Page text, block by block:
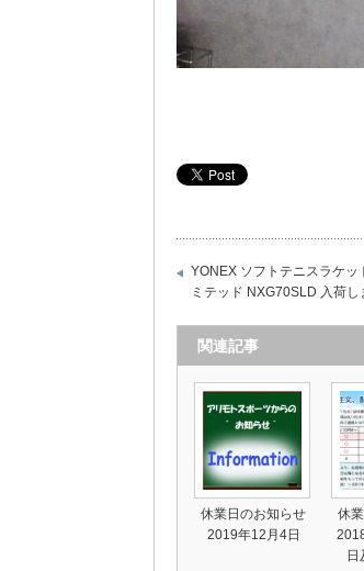
YONEX ソフトテニスラケッ
ミテッド NXG70SLD 入荷し
関連記事
休業日のお知らせ
2019年12月4日
休
日